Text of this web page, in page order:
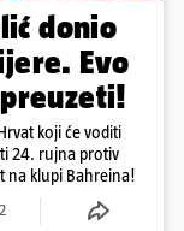
donio
Evo
koji će voditi
24. rujna protiv
na klupi Bahreina!